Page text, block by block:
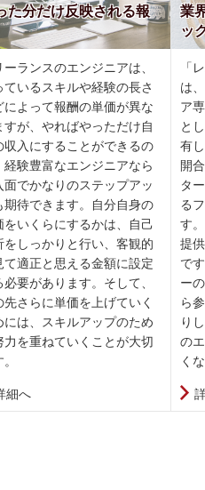
た分だけ反映される報
ーランスのエンジニアは、
ているスキルや経験の長さ
によって報酬の単価が異な
すが、やればやっただけ自
収入にすることができるの
経験豊富なエンジニアなら
面でかなりのステップアッ
期待できます。自分自身の
をいくらにするかは、自己
をしっかりと行い、客観的
て適正と思える金額に設定
必要があります。そして、
先さらに単価を上げていく
には、スキルアップのため
力を重ねていくことが大切
細へ
業
ッ
「
は
ア
と
有
開
タ
る
す
提
で
ー
ら
り
の
く